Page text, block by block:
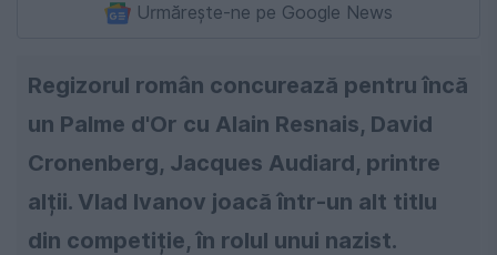
Urmărește-ne pe Google News
Regizorul român concurează pentru încă
un Palme d'Or cu Alain Resnais, David
Cronenberg, Jacques Audiard, printre
alții. Vlad Ivanov joacă într-un alt titlu
din competiție, în rolul unui nazist.